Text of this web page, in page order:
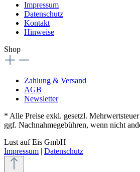
Impressum
Datenschutz
Kontakt
Hinweise
Shop
Zahlung & Versand
AGB
Newsletter
* Alle Preise exkl. gesetzl.
ggf. Nachnahmegebühren, wenn nicht
Lust auf Eis GmbH
Impressum | Datenschutz